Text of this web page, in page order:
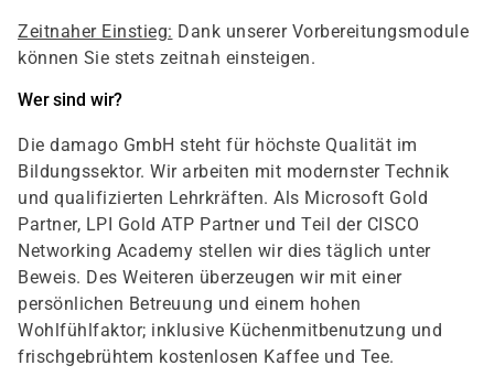
Zeitnaher Einstieg: Dank unserer Vorbereitungsmodule
können Sie stets zeitnah einsteigen.
Wer sind wir?
Die damago GmbH steht für höchste Qualität im
Bildungssektor. Wir arbeiten mit modernster Technik
und qualifizierten Lehrkräften. Als Microsoft Gold
Partner, LPI Gold ATP Partner und Teil der CISCO
Networking Academy stellen wir dies täglich unter
Beweis. Des Weiteren überzeugen wir mit einer
persönlichen Betreuung und einem hohen
Wohlfühlfaktor; inklusive Küchenmitbenutzung und
frischgebrühtem kostenlosen Kaffee und Tee.